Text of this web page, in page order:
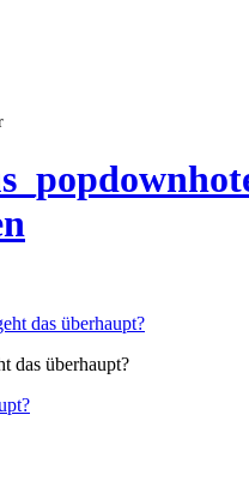
das überhaupt?